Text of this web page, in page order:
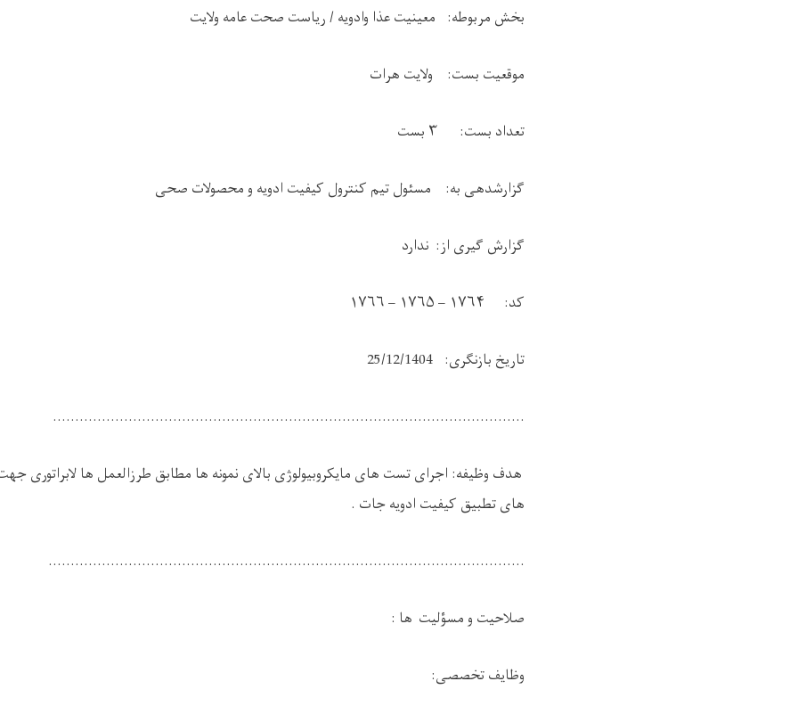
بخش مربوطه: معینیت عذا وادویه / ریاست صحت عامه ولایت
موقعیت بست: ولایت هرات
تعداد بست: ۳ بست
گزارشدهی به: مسئول تیم کنترول کیفیت ادویه و محصولات صحی
گزارش گیری از: ندارد
کد: ۱۷۶۴ – ۱۷۶۵ – ۱۷۶۶
تاریخ بازنگری: 25/12/1404
..........................................................................................................
هدف وظیفه: اجرای تست های مایکروبیولوژی بالای نمونه ها مطابق طرزالعمل ها لابراتوری
های تطبیق کیفیت ادویه جات .
...........................................................................................................
صلاحیت و مسؤلیت ها :
وظایف تخصصی: